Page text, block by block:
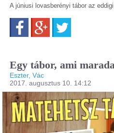
A júniusi lovasberényi tábor az
FacebookGoogle+
Egy tábor, ami
Eszter, Vác
2017. augusztus 10. 14:12